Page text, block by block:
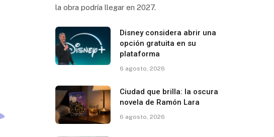
la obra podría llegar en 2027.
Disney considera abrir una
opción gratuita en su
plataforma
6 agosto, 2026
Ciudad que brilla: la oscura
novela de Ramón Lara
6 agosto, 2026